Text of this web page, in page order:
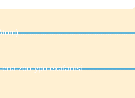
zoo-ypo-exafanisi